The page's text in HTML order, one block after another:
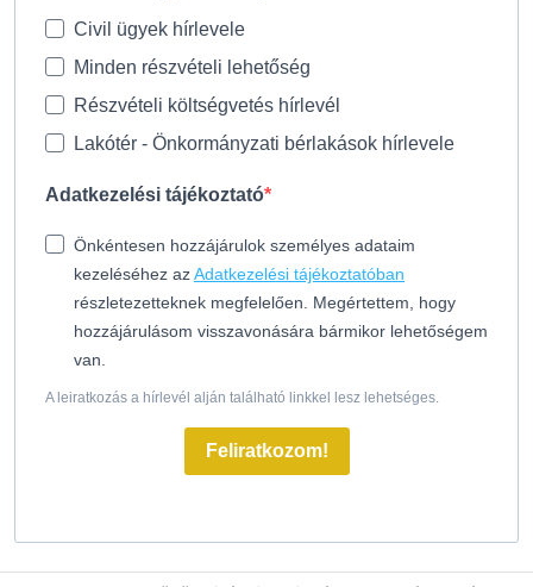
Civil ügyek hírlevele
Minden részvételi lehetőség
Részvételi költségvetés hírlevél
Lakótér - Önkormányzati bérlakások hírlevele
Adatkezelési tájékoztató
Önkéntesen hozzájárulok személyes adataim
kezeléséhez azAdatkezelési tájékoztatóban
részletezetteknek megfelelően. Megértettem, hogy
hozzájárulásom visszavonására bármikor lehetőségem
van.
A leiratkozás a hírlevél alján található linkkel lesz lehetséges.
Feliratkozom!